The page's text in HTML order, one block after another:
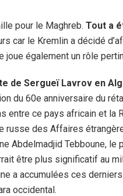
pour le Maghreb. Tout a
car le Kremlin a décidé
joue également un rôle
de Sergueï Lavrov en
du 60e anniversaire du
entre ce pays africain et la
russe des Affaires
Abdelmadjid Tebboune, le
être plus significatif au
a accumulées ces
occidental.